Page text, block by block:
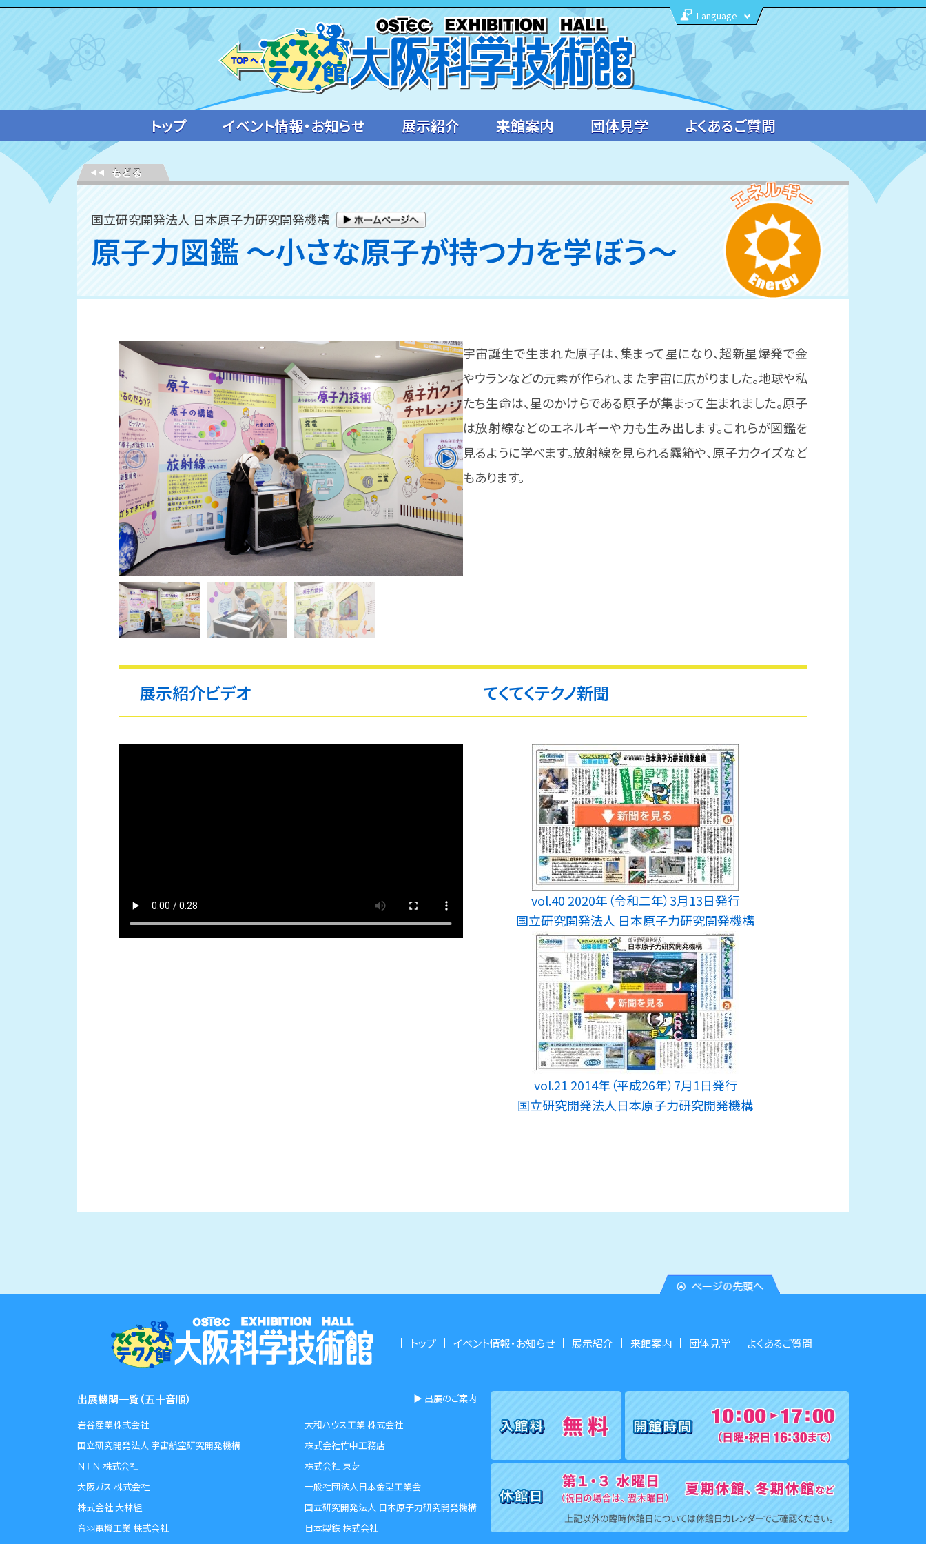
Language
トップ イベント情報・お知らせ 展示紹介 来館案内 団体見学 よくあるご質問
国立研究開発法人 日本原子力研究開発機構
原子力図鑑 ～小さな原子が持つ力を学ぼう～
宇宙誕生で生まれた原子は、集まって星になり、超新星爆発で金
やウランなどの元素が作られ、また宇宙に広がりました。地球や私
たち生命は、星のかけらである原子が集まって生まれました。原子
は放射線などのエネルギーや力も生み出します。これらが図鑑を
見るように学べます。放射線を見られる霧箱や、原子力クイズなど
もあります。
展示紹介ビデオ てくてくテクノ新聞
vol.40 2020年（令和二年）3月13日発行
国立研究開発法人 日本原子力研究開発機構
vol.21 2014年（平成26年）7月1日発行
国立研究開発法人日本原子力研究開発機構
トップ イベント情報・お知らせ 展示紹介 来館案内 団体見学 よくあるご質問
出展機関一覧（五十音順）
▶︎ 出展のご案内
岩谷産業株式会社
国立研究開発法人 宇宙航空研究開発機構
ＮＴＮ 株式会社
大阪ガス 株式会社
株式会社 大林組
音羽電機工業 株式会社
大和ハウス工業 株式会社
株式会社竹中工務店
株式会社 東芝
一般社団法人日本金型工業会
国立研究開発法人 日本原子力研究開発機構
日本製鉄 株式会社